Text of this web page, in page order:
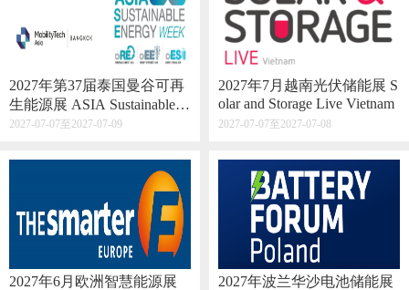
2027年第37届泰国曼谷可再
生能源展 ASIA Sustainable E
nergy Week
2027-07-07至2027-07-09
2027年7月越南光伏储能展 S
olar and Storage Live Vietnam
2027-07-07至2027-07-08
2027年6月欧洲智慧能源展
2027年波兰华沙电池储能展